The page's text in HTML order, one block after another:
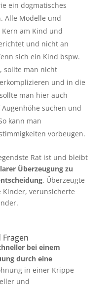
ein dogmatisches
Alle Modelle und
am Kind und
und nicht an
sich ein Kind bspw.
sollte man nicht
und in die
man hier auch
suchen und
kann man
vorbeugen.
Rat ist und bleibt
Überzeugung zu
. Überzeugte
Kinder, verunsicherte
bei einem
durch eine
in einer Krippe
und